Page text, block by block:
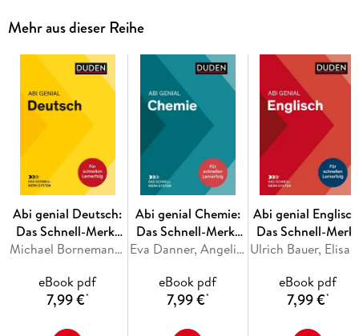
Mehr aus dieser Reihe
Abi genial Deutsch:
Das Schnell-Merk-
System
Michael Bornemann, Christine Schlitt, Monika Bornemann
eBook pdf
7,99 €*
Abi genial Chemie:
Das Schnell-Merk-
System
Eva Danner, Angelika Fallert-Müller, Roland Franik
eBook pdf
7,99 €*
Abi genial
Das Schnell-Merk-
System
eBook pdf
7,99 €*